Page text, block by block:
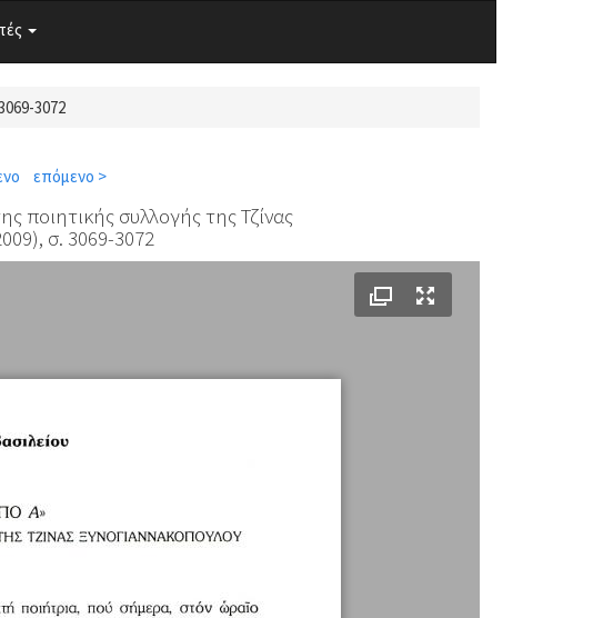
3072
επόμενο >
ποιητικής συλλογής της Τζίνας
σ. 3069-3072